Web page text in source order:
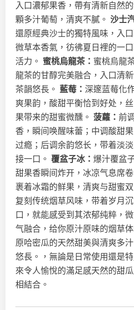
入口濃郁果香，帶有清新自然
顆多汁葡萄，清爽不膩。沙士
還原經典沙士的獨特風味，入
微草本香氣，彷彿夏日裡的一
活力。 蜜桃烏龍茶： 蜜桃烏龍
龍茶的甘醇完美融合，入口清
茶韻悠長。藍莓： 深邃蓝莓化
爽果韵，酸甜平衡恰到好处，
果带来的甜蜜微醺。菠蘿： 前
香，瞬间唤醒味蕾；中调酸甜
过瘾；后调余韵悠长，带着淡
接一口。覆盆子冰：爆汁覆盆
甜果香瞬间炸开，冰凉气息席
裹着冰霜的鲜果，清爽与甜蜜
复刻传统烟草风味，带着岁月
口，就能感受到其浓郁纯粹，
气融合，给你原汁原味的烟草体
原哈密瓜的天然甜美與清爽多
悠長。，無論是日常使用還是
來令人愉悅的滿足感天然的甜
相結合。